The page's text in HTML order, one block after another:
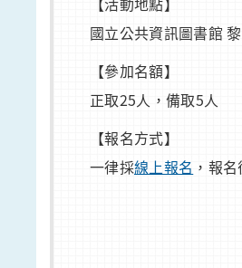
國立公共資訊圖書館
【參加名額】
正取25人，備取5人
【報名方式】
一律採線上報名 ，報